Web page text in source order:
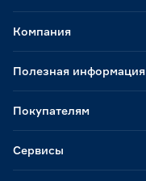
Компания
Полезная информация
Покупателям
Сервисы